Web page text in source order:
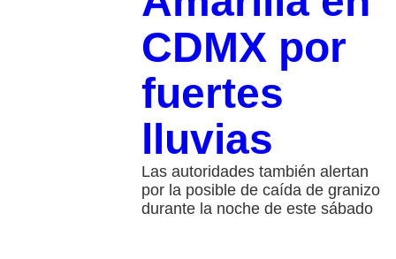
CDMX por
fuertes
lluvias
Las autoridades también alertan
por la posible de caída de granizo
durante la noche de este sábado